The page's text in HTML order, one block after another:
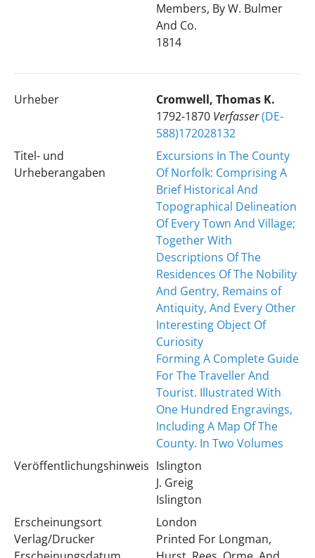
Members, By W. Bulmer
And Co.
1814
Urheber
Cromwell, Thomas K.
1792-1870 Verfasser(DE-
588)172028132
Titel- und
Urheberangaben
Excursions In The County
Of Norfolk: Comprising A
Brief Historical And
Topographical Delineation
Of Every Town And Village;
Together With
Descriptions Of The
Residences Of The Nobility
And Gentry, Remains of
Antiquity, And Every Other
Interesting Object Of
Curiosity
Forming A Complete Guide
For The Traveller And
Tourist. Illustrated With
One Hundred Engravings,
Including A Map Of The
County. In Two Volumes
Veröffentlichungshinweis Islington
J. Greig
Islington
Erscheinungsort
Verlag/Drucker
London
Printed For Longman,